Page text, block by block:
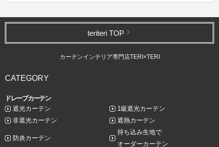
teriteri TOP
カーテンインテリア専門店TERI×TERI
CATEGORY
ドレープカーテン
遮光カーテン
1級遮光カーテン
非遮光カーテン
遮熱カーテン
防炎カーテン
持ち込み生地で
オーダーカーテン